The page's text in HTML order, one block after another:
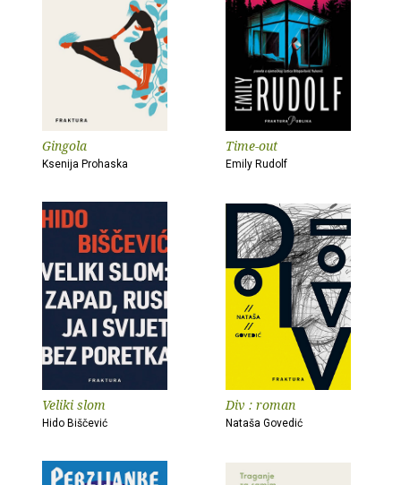
Gingola
Ksenija Prohaska
Time-out
Emily Rudolf
Veliki slom
Hido Biščević
Div : roman
Nataša Govedić